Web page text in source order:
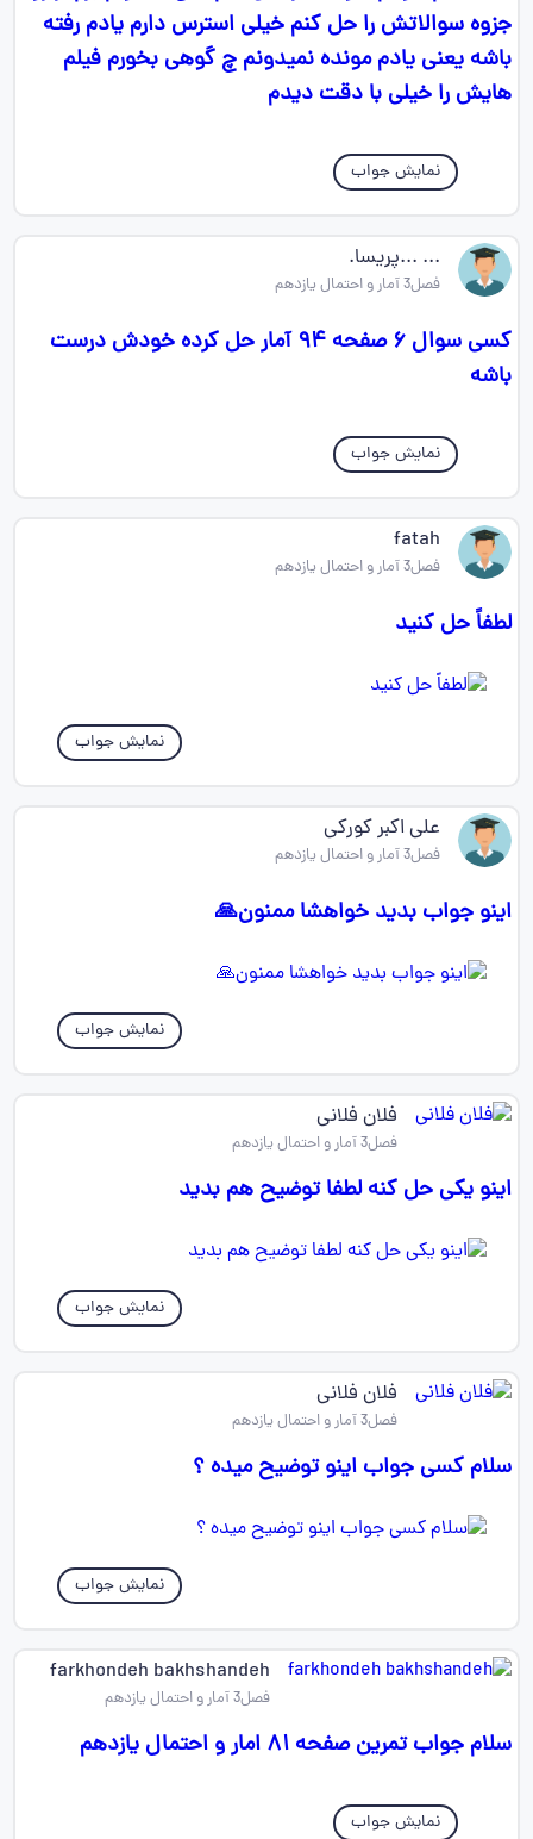
جزوه سوالاتش را حل کنم خیلی استرس دارم یادم رفته
باشه یعنی یادم مونده نمیدونم چ گوهی بخورم فیلم
هایش را خیلی با دقت دیدم
نمایش جواب
... ...پریسا.
فصل3 آمار و احتمال یازدهم
کسی سوال ۶ صفحه ۹۴ آمار حل کرده خودش درست
باشه
نمایش جواب
fatah
فصل3 آمار و احتمال یازدهم
لطفاً حل کنید
نمایش جواب
علی اکبر کورکی
فصل3 آمار و احتمال یازدهم
اینو جواب بدید خواهشا ممنون🙏
نمایش جواب
فلان فلانی
فصل3 آمار و احتمال یازدهم
اینو یکی حل کنه لطفا توضیح هم بدید
نمایش جواب
فلان فلانی
فصل3 آمار و احتمال یازدهم
سلام کسی جواب اینو توضیح میده ؟
نمایش جواب
farkhondeh bakhshandeh
فصل3 آمار و احتمال یازدهم
سلام جواب تمرین صفحه ۸۱ امار و احتمال یازدهم
نمایش جواب